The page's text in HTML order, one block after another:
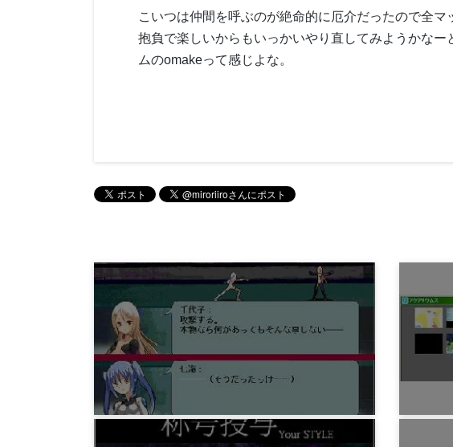
こいつは仲間を呼ぶのが絶命的に厄介だったので全
抱負で楽しいからもいっかいやり直してみようかな
ムのomakeって感じよな。
ゲーム